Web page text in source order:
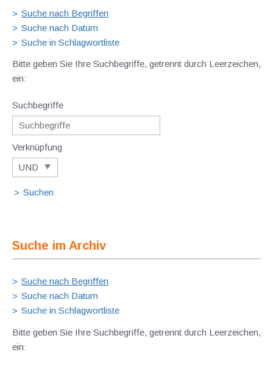
Suche nach Begriffen
Suche nach Datum
Suche in Schlagwortliste
Bitte geben Sie Ihre Suchbegriffe, getrennt durch Leerzeichen,
ein:
Suchbegriffe
Verknüpfung
Suche im Archiv
Suche nach Begriffen
Suche nach Datum
Suche in Schlagwortliste
Bitte geben Sie Ihre Suchbegriffe, getrennt durch Leerzeichen,
ein: